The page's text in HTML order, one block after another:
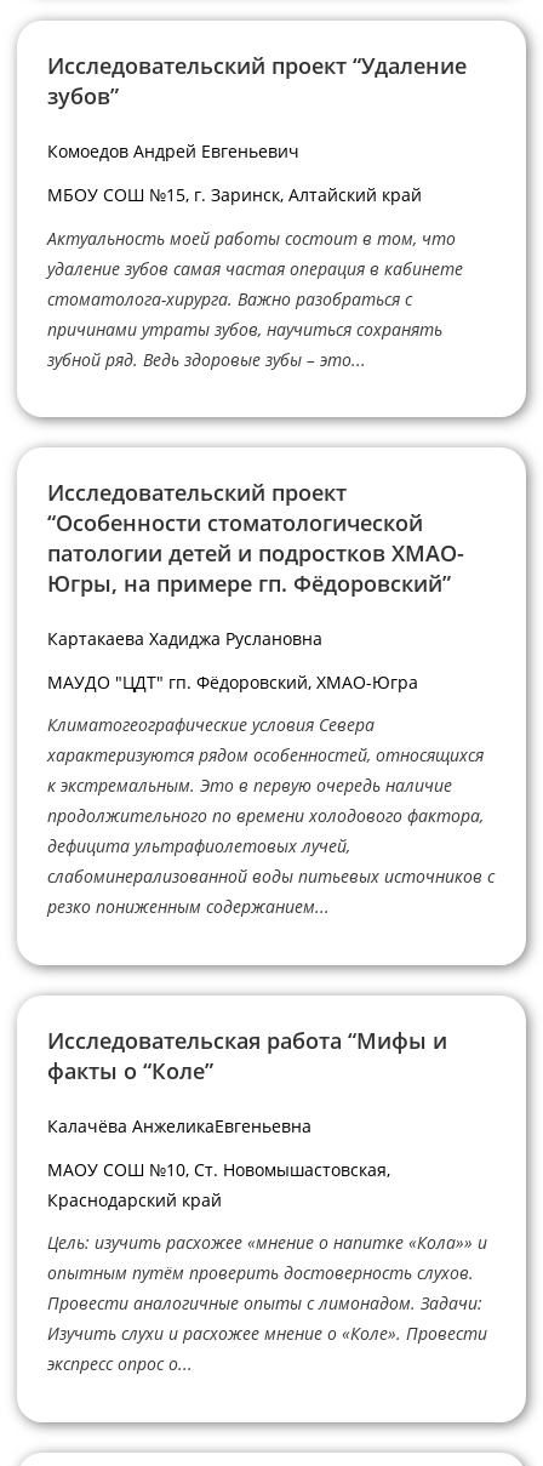
Исследовательский проект “Удаление
зубов”
Комоедов Андрей Евгеньевич
МБОУ СОШ №15, г. Заринск, Алтайский край
Актуальность моей работы состоит в том, что
удаление зубов самая частая операция в кабинете
стоматолога-хирурга. Важно разобраться с
причинами утраты зубов, научиться сохранять
зубной ряд. Ведь здоровые зубы – это...
Исследовательский проект
“Особенности стоматологической
патологии детей и подростков ХМАО-
Югры, на примере гп. Фёдоровский”
Картакаева Хадиджа Руслановна
МАУДО "ЦДТ" гп. Фёдоровский, ХМАО-Югра
Климатогеографические условия Севера
характеризуются рядом особенностей, относящихся
к экстремальным. Это в первую очередь наличие
продолжительного по времени холодового фактора,
дефицита ультрафиолетовых лучей,
слабоминерализованной воды питьевых источников с
резко пониженным содержанием...
Исследовательская работа “Мифы и
факты о “Коле”
Калачёва АнжеликаЕвгеньевна
МАОУ СОШ №10, Ст. Новомышастовская,
Краснодарский край
Цель: изучить расхожее «мнение о напитке «Кола»» и
опытным путём проверить достоверность слухов.
Провести аналогичные опыты с лимонадом. Задачи:
Изучить слухи и расхожее мнение о «Коле». Провести
экспресс опрос о...